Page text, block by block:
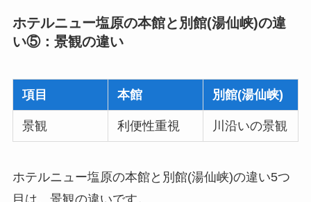
ホテルニュー塩原の本館と別館(湯仙峡)の違
い⑤：景観の違い
項目 本館 別館(湯仙峡)
景観 利便性重視 川沿いの景観
ホテルニュー塩原の本館と別館(湯仙峡)の違い5つ